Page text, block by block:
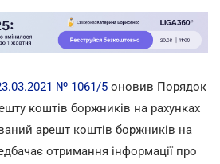
№ 1061/5 оновив Порядок
коштів боржників на рахунках
арешт коштів боржників на
отримання інформації про